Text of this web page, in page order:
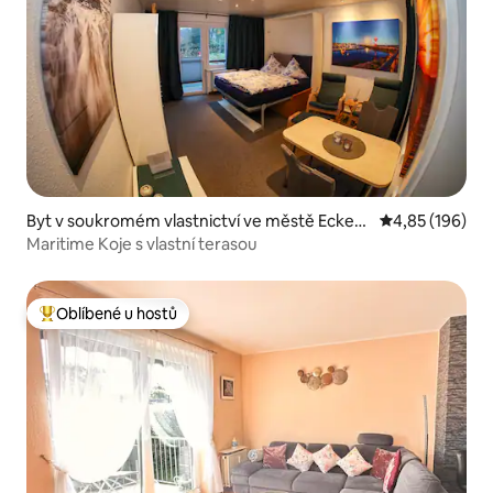
Byt v soukromém vlastnictví ve městě Eckern
förde
Průměrné
4,85 (196)
Maritime Koje s vlastní terasou
Nejlepší v kategorii Oblíbené u hostů
Oblíbené u hostů